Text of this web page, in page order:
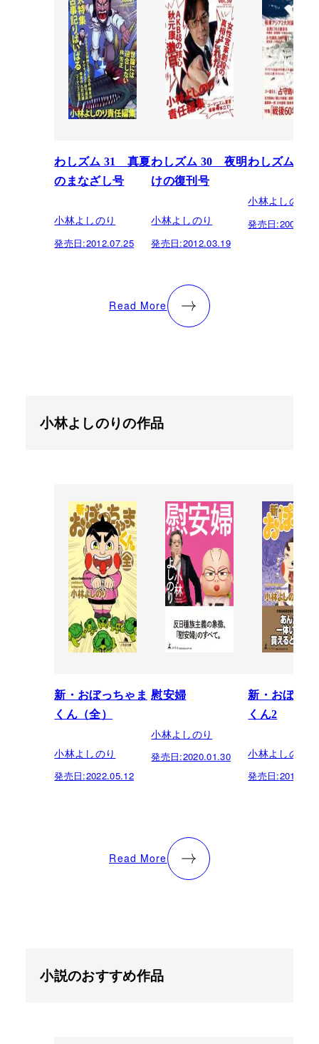
わしズム 31 真夏
のまなざし号
小林よしのり
発売日:2012.07.25
わしズム 30 夜明
けの復刊号
小林よしのり
発売日:2012.03.19
わしズム 15
小林よしのり
発売日:
Read More
小林よしのりの作品
新・おぼっちゃま
くん（全）
小林よしのり
発売日:2022.05.12
慰安婦
小林よしのり
発売日:2020.01.30
新・おぼっ
くん2
小林よしのり
発売日:
Read More
小説のおすすめ作品